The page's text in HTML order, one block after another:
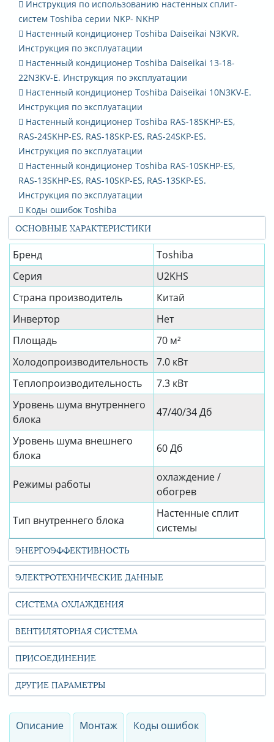
ОСНОВНЫЕ ХАРАКТЕРИСТИКИ
Бренд
Toshiba
Серия
U2KHS
Страна производитель
Китай
Инвертор
Нет
Площадь
70 м²
Холодопроизводительность
7.0 кВт
Теплопроизводительность
7.3 кВт
Уровень шума внутреннего
блока
47/40/34 Дб
Уровень шума внешнего
блока
60 Дб
Режимы работы
охлаждение /
обогрев
Тип внутреннего блока
Настенные сплит
системы
ЭНЕРГОЭФФЕКТИВНОСТЬ
ЭЛЕКТРОТЕХНИЧЕСКИЕ ДАННЫЕ
СИСТЕМА ОХЛАЖДЕНИЯ
ВЕНТИЛЯТОРНАЯ СИСТЕМА
ПРИСОЕДИНЕНИЕ
ДРУГИЕ ПАРАМЕТРЫ
Инструкция по использованию настенных сплит-
систем Toshiba серии NKP- NKHP
Настенный кондиционер Toshiba Daiseikai N3KVR.
Инструкция по эксплуатации
Настенный кондиционер Toshiba Daiseikai 13-18-
22N3KV-E. Инструкция по эксплуатации
Настенный кондиционер Toshiba Daiseikai 10N3KV-E.
Инструкция по эксплуатации
Настенный кондиционер Toshiba RAS-18SKHP-ES,
RAS-24SKHP-ES, RAS-18SKP-ES, RAS-24SKP-ES.
Инструкция по эксплуатации
Настенный кондиционер Toshiba RAS-10SKHP-ES,
RAS-13SKHP-ES, RAS-10SKP-ES, RAS-13SKP-ES.
Инструкция по эксплуатации
Коды ошибок Toshiba
Описание Монтаж Коды ошибок